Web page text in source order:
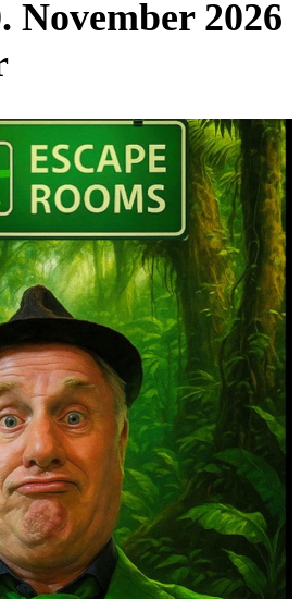
November 2026